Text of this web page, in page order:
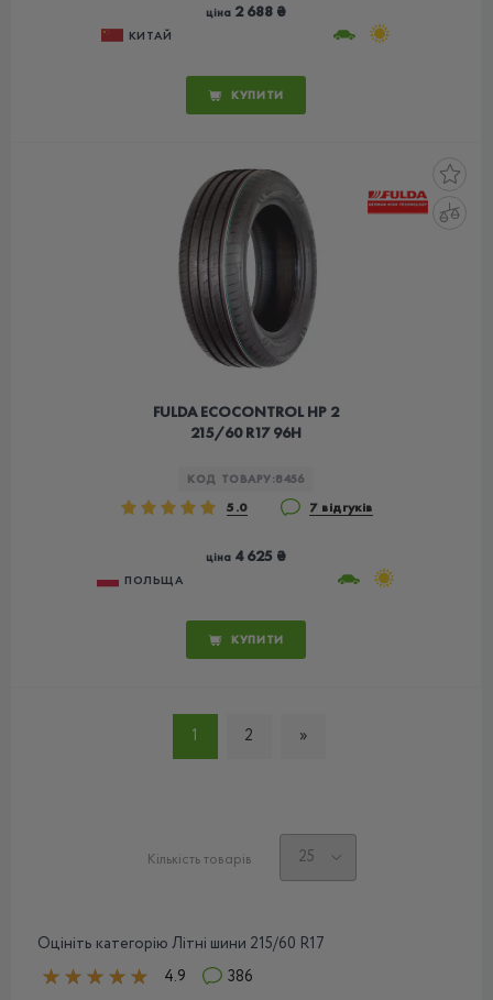
ціна 2 688 ₴
КИТАЙ
КУПИТИ
FULDA ECOCONTROL HP 2
215/60 R17 96H
КОД ТОВАРУ:8456
5.0 7 відгуків
ціна 4 625 ₴
ПОЛЬЩА
КУПИТИ
1 2 »
Кількість товарів
Оцініть категорію Літні шини 215/60 R17
4.9
386